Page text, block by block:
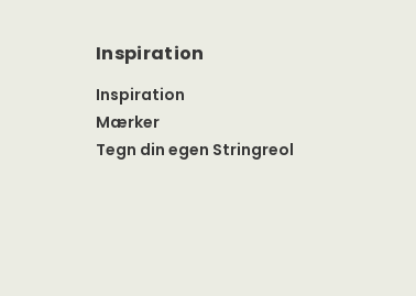
Inspiration
Inspiration
Mærker
Tegn din egen Stringreol